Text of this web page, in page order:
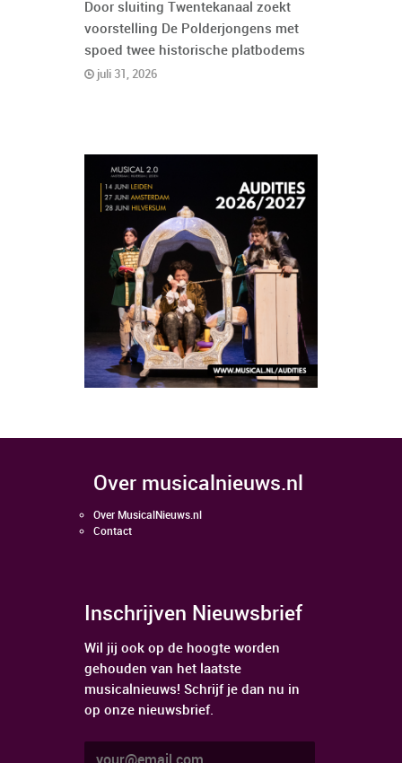
Door sluiting Twentekanaal zoekt
voorstelling De Polderjongens met
spoed twee historische platbodems
juli 31, 2026
over musicalnieuws.nl
Over MusicalNieuws.nl
Contact
Inschrijven Nieuwsbrief
Wil jij ook op de hoogte worden
gehouden van het laatste
musicalnieuws! Schrijf je dan nu in
op onze nieuwsbrief.